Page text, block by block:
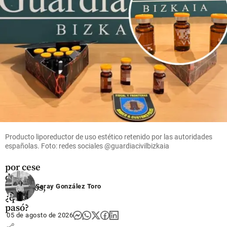
share
suspender
a Petro
share
Antioquia
y Hospital
de Caldas,
por cese
de
servicios,
¿qué
pasó?
Producto liporeductor de uso estético retenido por las autoridades
españolas. Foto: redes sociales @guardiacivilbizkaia
Saray González Toro
05 de agosto de 2026